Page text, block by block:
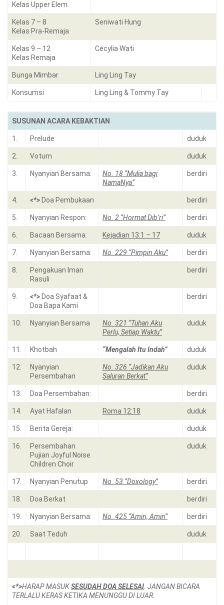
Kelas Upper Elem.
Kelas 7 – 8
Kelas Pra-Remaja
Seniwati Hung
Kelas 9 – 12
Kelas Remaja
Cecylia Wati
Bunga Mimbar Ling Ling Tay
Konsumsi Ling Ling & Tommy Tay
SUSUNAN ACARA KEBAKTIAN
1. Prelude duduk
2. Votum duduk
3. Nyanyian Bersama:
No. 18 “Mulia bagi
NamaNya”
berdiri
4. <*> Doa Pembukaan berdiri
5. Nyanyian Respon: No. 2 “Hormat Dib’ri” berdiri
6. Bacaan Bersama: Kejadian 13:1 – 17 duduk
7. Nyanyian Bersama: No. 229 “Pimpin Aku” berdiri
8.
Pengakuan Iman
Rasuli
berdiri
9. <*> Doa Syafaat &
Doa Bapa Kami
berdiri
10. Nyanyian Bersama
No. 321 “Tuhan Aku
Perlu, Setiap Waktu”
duduk
11. Khotbah “Mengalah Itu Indah” duduk
12.
Nyanyian
Persembahan
No. 326 “Jadikan Aku
Saluran Berkat”
duduk
13. Doa Persembahan: berdiri
14. Ayat Hafalan Roma 12:18 duduk
15. Berita Gereja: duduk
16.
Persembahan
Pujian Joyful Noise
Children Choir
duduk
17. Nyanyian Penutup No. 53 “Doxology” berdiri
18. Doa Berkat berdiri
19. Nyanyian Bersama: No. 425 “Amin, Amin” berdiri
20. Saat Teduh duduk
<*>HARAP MASUKSESUDAH DOA SELESAI . JANGAN BICARA
TERLALU KERAS KETIKA MENUNGGU DI LUAR.